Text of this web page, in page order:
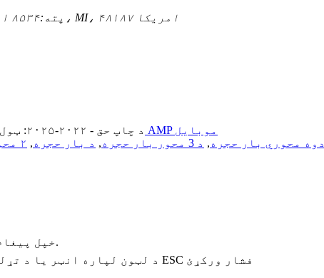
پته:
۸۵۳۴ این کینټون سنټر سړک، کینټون، MI، امریکا ۴۸۱۸۷
© د چاپ حق - ۲۰۲۲-۲۰۲۵: ټول حقونه خوندي دي.
د AMP موبایل
دوه محوري بار حجره , د 3 محور بار حجره , د بار حجره , ۲ محوري بار حجره
خپل پیغام دلته ولیکئ او موږ ته یې واستوئ.
د لټون لپاره انټر یا د تړلو لپاره ESC فشار ورکړئ